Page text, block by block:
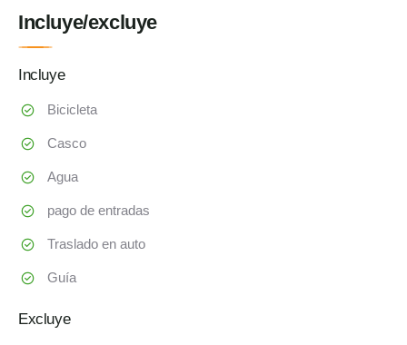
Incluye/excluye
Incluye
Bicicleta
Casco
Agua
pago de entradas
Traslado en auto
Guía
Excluye